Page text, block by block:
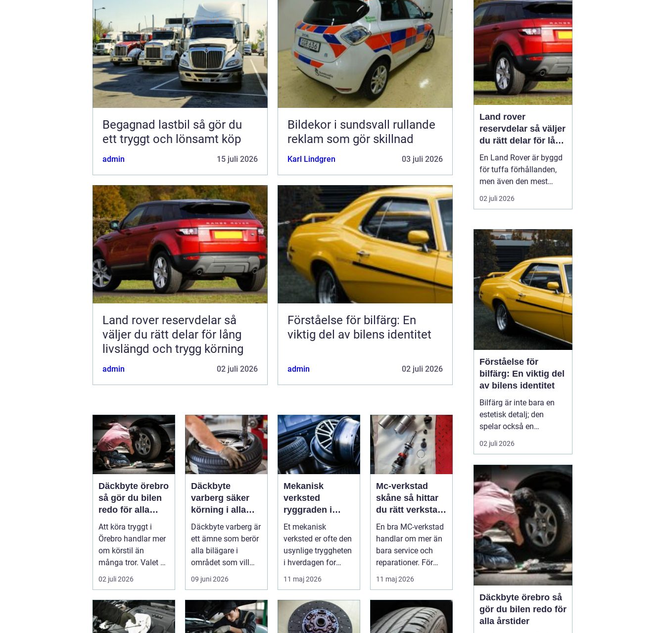
Begagnad lastbil så gör du
ett tryggt och lönsamt köp
admin 15 juli 2026
Bildekor i sundsvall rullande
reklam som gör skillnad
Karl Lindgren 03 juli 2026
Land rover reservdelar så
väljer du rätt delar för lång
livslängd och trygg körning
admin 02 juli 2026
Förståelse för bilfärg: En
viktig del av bilens identitet
admin 02 juli 2026
Däckbyte örebro
så gör du bilen
redo för alla
årstider
Att köra tryggt i
Örebro handlar mer
om körstil än
många tror. Valet av
däck, när de byts
och hur de...
02 juli 2026
Däckbyte
varberg säker
körning i alla
säsonger
Däckbyte varberg är
ett ämne som berör
alla bilägare i
området som vill
köra säkert året om.
När väd...
09 juni 2026
Mekanisk
verksted
ryggraden i
moderne
maskinpark
Et mekanisk
verksted er ofte den
usynlige tryggheten
i hverdagen for
både næringsliv og
privatperson...
11 maj 2026
Mc-verkstad
skåne så hittar
du rätt verkstad
för din
motorcykel
En bra MC-verkstad
handlar om mer än
bara service och
reparationer. För
många förare i
Skåne är verk...
11 maj 2026
överallt där fordonet rör
sig på E4:an, inne i
centrum, på
industriområdet eller
utanför kundens en...
Land rover
reservdelar så väljer
du rätt delar för lång
livslängd och trygg
körning
En Land Rover är byggd
för tuffa förhållanden,
men även den mest
robusta bilen slits med
tiden. Bromsar,
packningar och
elektronik påverkas av år
av vardagskörning,
terräng och vägsalt. För
att bilen ska behålla sin
styrka och säkerh...
02 juli 2026
Förståelse för
bilfärg: En viktig del
av bilens identitet
Bilfärg är inte bara en
estetisk detalj; den
spelar också en
avgörande roll för bilens
övergripande identitet
bilfärgen kan påverka
hur en bil uppfattas,
stärka dess mär...
02 juli 2026
Däckbyte örebro så
gör du bilen redo för
alla årstider